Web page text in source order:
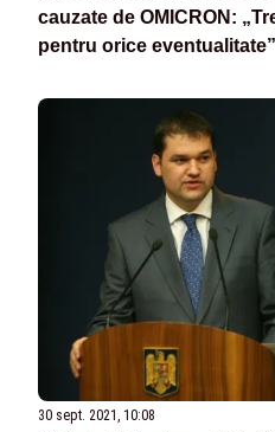
cauzate de OMICRON:
pentru orice eventualitate”
30 sept. 2021, 10:08